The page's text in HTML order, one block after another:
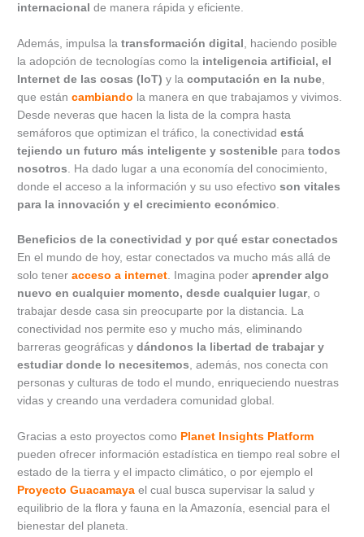
internacional de manera rápida y eficiente.
Además, impulsa latransformación digital , haciendo posible
la adopción de tecnologías como la inteligencia artificial, el
Internet de las cosas (IoT) y lacomputación en la nube
que estáncambiando la manera en que trabajamos y vivimos.
Desde neveras que hacen la lista de la compra hasta
semáforos que optimizan el tráfico, la conectividadestá
tejiendo un futuro más inteligente y sostenible paratodos
nosotros . Ha dado lugar a una economía del conocimiento,
donde el acceso a la información y su uso efectivoson vitales
para la innovación y el crecimiento económico
Beneficios de la conectividad y por qué estar conectados
En el mundo de hoy, estar conectados va mucho más allá de
solo teneracceso a internet. Imagina poderaprender algo
nuevo en cualquier momento, desde cualquier lugar, o
trabajar desde casa sin preocuparte por la distancia. La
conectividad nos permite eso y mucho más, eliminando
barreras geográficas ydándonos la libertad de trabajar y
estudiar donde lo necesitemos, además, nos conecta con
personas y culturas de todo el mundo, enriqueciendo nuestras
vidas y creando una verdadera comunidad global.
Gracias a esto proyectos como Planet Insights Platform
pueden ofrecer información estadística en tiempo real sobre el
estado de la tierra y el impacto climático, o por ejemplo el
Proyecto Guacamaya el cual busca supervisar la salud y
equilibrio de la flora y fauna en la Amazonía, esencial para el
bienestar del planeta.